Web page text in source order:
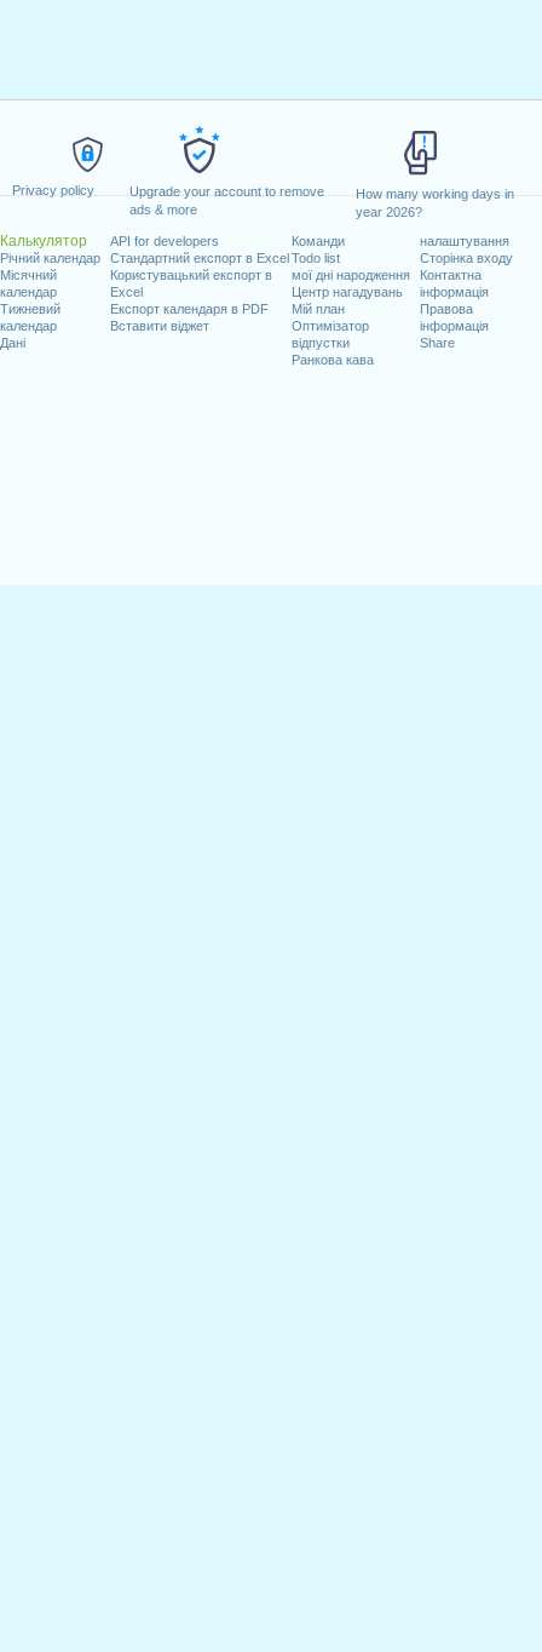
Privacy policy
Upgrade your account to remove
ads & more
How many working days in
year 2026?
Калькулятор
Річний календар
Місячний
календар
Тижневий
календар
Дані
API for developers
Стандартний експорт в Excel
Користувацький експорт в
Excel
Експорт календаря в PDF
Вставити віджет
Команди
Todo list
мої дні народження
Центр нагадувань
Мій план
Оптимізатор
відпустки
Ранкова кава
налаштування
Сторінка входу
Контактна
інформація
Правова
інформація
Share